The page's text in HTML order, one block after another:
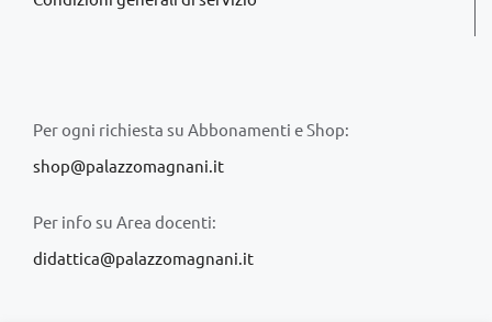
Per ogni richiesta su Abbonamenti e Shop:
shop@palazzomagnani.it
Per info su Area docenti:
didattica@palazzomagnani.it